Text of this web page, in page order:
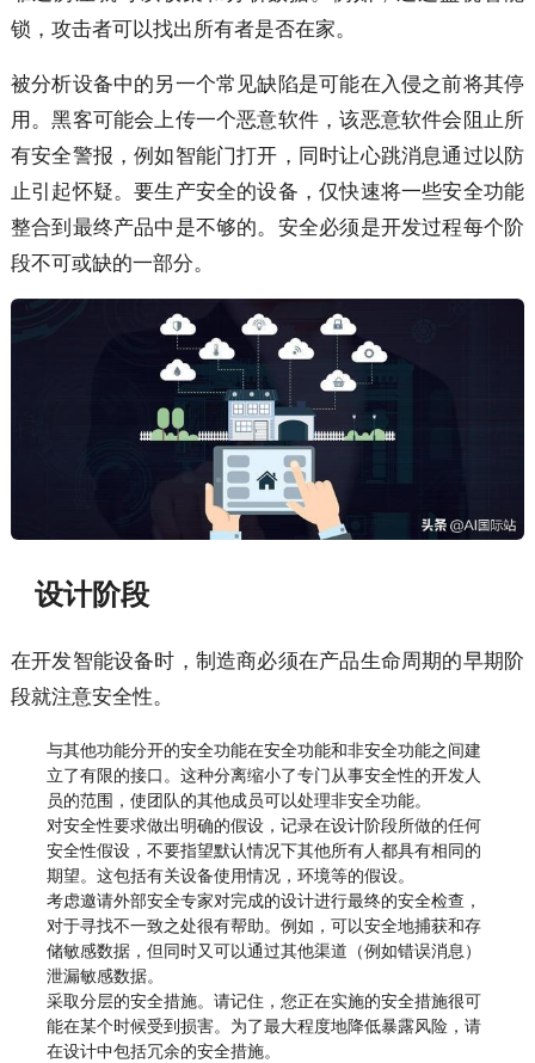
锁，攻击者可以找出所有者是否在家。
被分析设备中的另一个常见缺陷是可能在入侵之前将其停
用。黑客可能会上传一个恶意软件，该恶意软件会阻止所
有安全警报，例如智能门打开，同时让心跳消息通过以防
止引起怀疑。要生产安全的设备，仅快速将一些安全功能
整合到最终产品中是不够的。安全必须是开发过程每个阶
段不可或缺的一部分。
设计阶段
在开发智能设备时，制造商必须在产品生命周期的早期阶
段就注意安全性。
与其他功能分开的安全功能在安全功能和非安全功能之间建
立了有限的接口。这种分离缩小了专门从事安全性的开发人
员的范围，使团队的其他成员可以处理非安全功能。
对安全性要求做出明确的假设，记录在设计阶段所做的任何
安全性假设，不要指望默认情况下其他所有人都具有相同的
期望。这包括有关设备使用情况，环境等的假设。
考虑邀请外部安全专家对完成的设计进行最终的安全检查，
对于寻找不一致之处很有帮助。例如，可以安全地捕获和存
储敏感数据，但同时又可以通过其他渠道（例如错误消息）
泄漏敏感数据。
采取分层的安全措施。请记住，您正在实施的安全措施很可
能在某个时候受到损害。为了最大程度地降低暴露风险，请
在设计中包括冗余的安全措施。